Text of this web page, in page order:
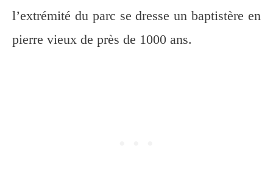
l’extrémité du parc se dresse un baptistère en
pierre vieux de près de 1000 ans.